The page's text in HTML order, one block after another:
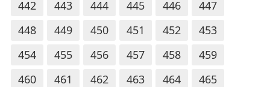
442 443 444 445 446
447
448
449 450 451 452
453
454
455 456 457 458
459
460
461 462 463 464
465